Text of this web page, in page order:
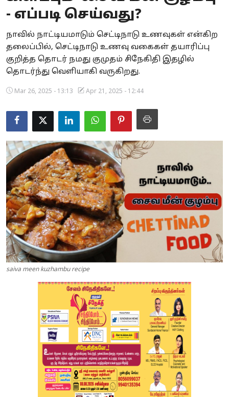
Business
Crime
Tamilnadu
Astrology
Spirituality
Weather
Politics
- எப்படி செய்வது?
நாவில் நாட்டியமாடும் செட்டிநாடு உணவுகள் என்கிற
தலைப்பில், செட்டிநாடு உணவு வகைகள் தயாரிப்பு
குறித்த தொடர் நமது குமுதம் சிநேகிதி இதழில்
தொடர்ந்து வெளியாகி வருகிறது.
Mar 26, 2025 - 13:13 Apr 21, 2025 - 12:44
saiva meen kuzhambu recipe